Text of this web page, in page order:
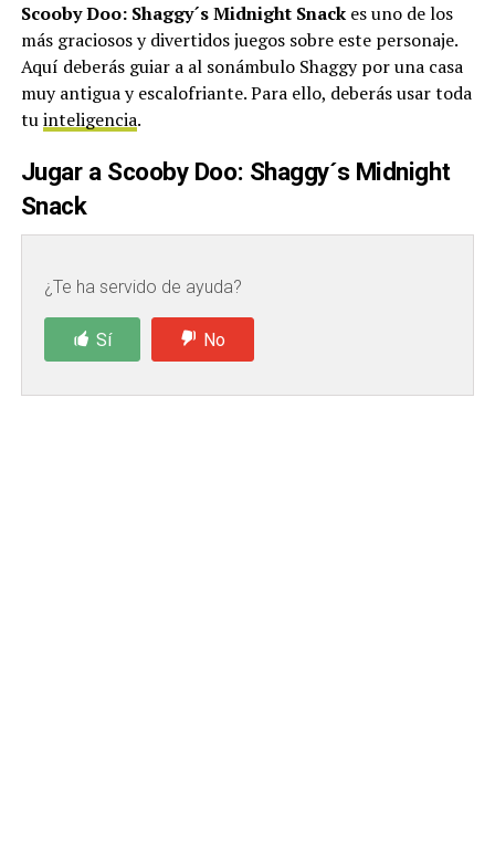
Scooby Doo: Shaggy´s Midnight Snackes uno de los
más graciosos y divertidos juegos sobre este personaje.
Aquí deberás guiar a al sonámbulo Shaggy por una casa
muy antigua y escalofriante. Para ello, deberás usar toda
tuinteligencia.
Jugar a Scooby Doo: Shaggy´s Midnight
Snack
¿Te ha servido de ayuda?
Sí No